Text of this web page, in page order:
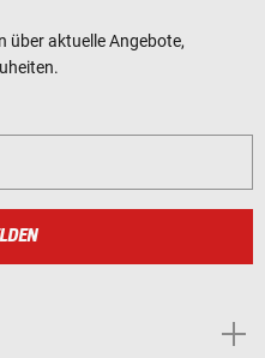
über aktuelle Angebote,